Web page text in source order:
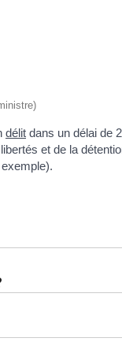
délit dans un délai de
et de la